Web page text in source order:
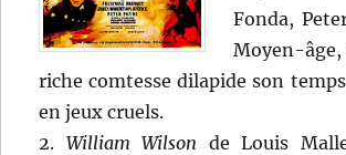
Fonda,
Moyen-âge,
riche comtesse dilapide son
en jeux cruels.
2. William Wilson de Louis